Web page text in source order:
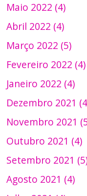
Maio 2022 (4)
Abril 2022 (4)
Março 2022 (5)
Fevereiro 2022 (4)
Janeiro 2022 (4)
Dezembro 2021
Novembro 2021
Outubro 2021 (4)
Setembro 2021
Agosto 2021 (4)